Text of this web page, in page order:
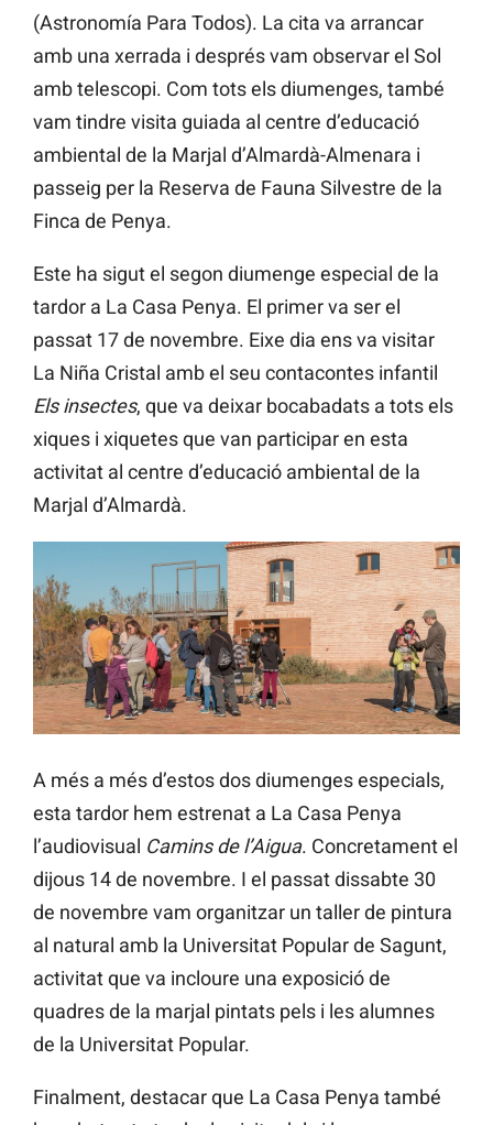
(Astronomía Para Todos). La cita va arrancar
amb una xerrada i després vam observar el Sol
amb telescopi. Com tots els diumenges, també
vam tindre visita guiada al centre d’educació
ambiental de la Marjal d’Almardà-Almenara i
passeig per la Reserva de Fauna Silvestre de la
Finca de Penya.
Este ha sigut el segon diumenge especial de la
tardor a La Casa Penya. El primer va ser el
passat 17 de novembre. Eixe dia ens va visitar
La Niña Cristal amb el seu contacontes infantil
Els insectes, que va deixar bocabadats a tots els
xiques i xiquetes que van participar en esta
activitat al centre d’educació ambiental de la
Marjal d’Almardà.
A més a més d’estos dos diumenges especials,
esta tardor hem estrenat a La Casa Penya
l’audiovisual Camins de l’Aigua. Concretament el
dijous 14 de novembre. I el passat dissabte 30
de novembre vam organitzar un taller de pintura
al natural amb la Universitat Popular de Sagunt,
activitat que va incloure una exposició de
quadres de la marjal pintats pels i les alumnes
de la Universitat Popular.
Finalment, destacar que La Casa Penya també